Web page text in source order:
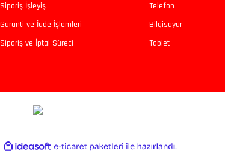
Sipariş İşleyiş
Garanti ve İade İşlemleri
Sipariş ve İptal Süreci
Telefon
Bilgisayar
Tablet
ideasoft e-